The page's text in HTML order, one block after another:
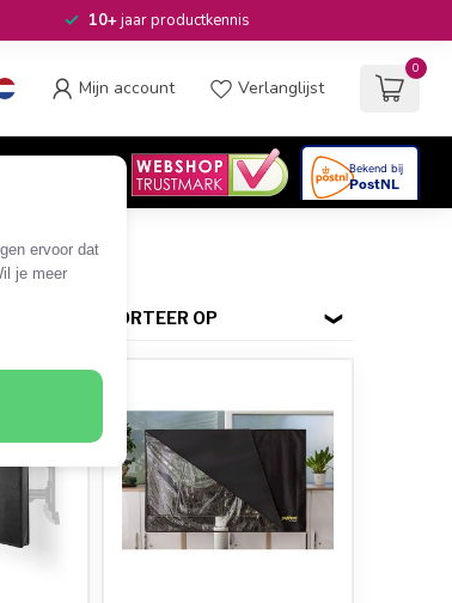
ervoor dat
je meer
10+jaar productkennis
Mijn account Verlanglijst
0
SORTEER OP